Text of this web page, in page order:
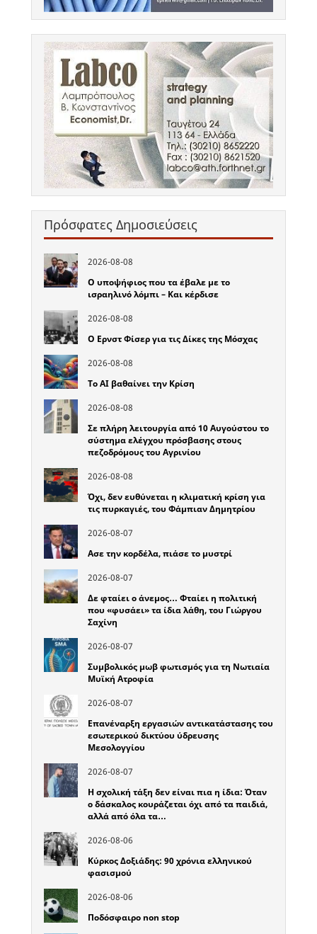
Πρόσφατες Δημοσιεύσεις
2026-08-08
Ο υποψήφιος που τα έβαλε με το
ισραηλινό λόμπι – Και κέρδισε
2026-08-08
Ο Ερνστ Φίσερ για τις Δίκες της Μόσχας
2026-08-08
Το ΑΙ βαθαίνει την Κρίση
2026-08-08
Σε πλήρη λειτουργία από 10 Αυγούστου το
σύστημα ελέγχου πρόσβασης στους
πεζοδρόμους του Αγρινίου
2026-08-08
Όχι, δεν ευθύνεται η κλιματική κρίση για
τις πυρκαγιές, του Φάμπιαν Δημητρίου
2026-08-07
Ασε την κορδέλα, πιάσε το μυστρί
2026-08-07
Δε φταίει ο άνεμος… Φταίει η πολιτική
που «φυσάει» τα ίδια λάθη, του Γιώργου
Σαχίνη
2026-08-07
Συμβολικός μωβ φωτισμός για τη Νωτιαία
Μυϊκή Ατροφία
2026-08-07
Επανέναρξη εργασιών αντικατάστασης του
εσωτερικού δικτύου ύδρευσης
Μεσολογγίου
2026-08-07
Η σχολική τάξη δεν είναι πια η ίδια: Όταν
ο δάσκαλος κουράζεται όχι από τα παιδιά,
αλλά από όλα τα…
2026-08-06
Κύρκος Δοξιάδης: 90 χρόνια ελληνικού
φασισμού
2026-08-06
Ποδόσφαιρο non stop